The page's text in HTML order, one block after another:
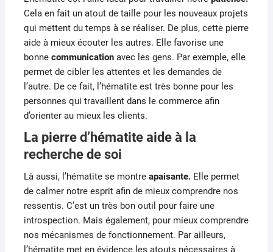
Cela en fait un atout de taille pour les nouveaux projets
qui mettent du temps à se réaliser. De plus, cette pierre
aide à mieux écouter les autres. Elle favorise une
bonne communicationavec les gens. Par exemple, elle
permet de cibler les attentes et les demandes de
l’autre. De ce fait, l’hématite est très bonne pour les
personnes qui travaillent dans le commerce afin
d’orienter au mieux les clients.
La pierre d’hématite aide à la
recherche de soi
Là aussi, l’hématite se montre apaisante.Elle permet
de calmer notre esprit afin de mieux comprendre nos
ressentis. C’est un très bon outil pour faire une
introspection. Mais également, pour mieux comprendre
nos mécanismes de fonctionnement. Par ailleurs,
l’hématite met en évidence les atouts nécessaires à